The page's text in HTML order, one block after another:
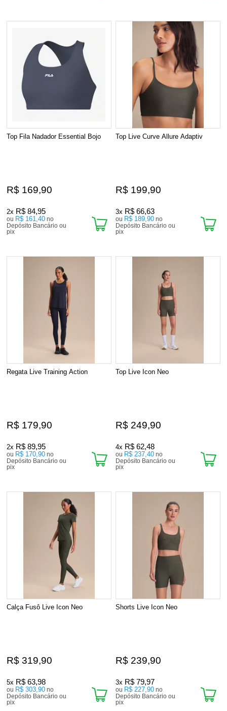
Top Fila Nadador Essential Bojo
R$ 169,90
2x R$ 84,95
ou R$ 161,40 no
Depósito Bancário ou
pix
Top Live Curve Allure Adaptiv
R$ 199,90
3x R$ 66,63
ou R$ 189,90 no
Depósito Bancário ou
pix
Regata Live Training Action
R$ 179,90
2x R$ 89,95
ou R$ 170,90 no
Depósito Bancário ou
pix
Top Live Icon Neo
R$ 249,90
4x R$ 62,48
ou R$ 237,40 no
Depósito Bancário ou
pix
Calça Fusô Live Icon Neo
R$ 319,90
5x R$ 63,98
ou R$ 303,90 no
Depósito Bancário ou
pix
Shorts Live Icon Neo
R$ 239,90
3x R$ 79,97
ou R$ 227,90 no
Depósito Bancário ou
pix